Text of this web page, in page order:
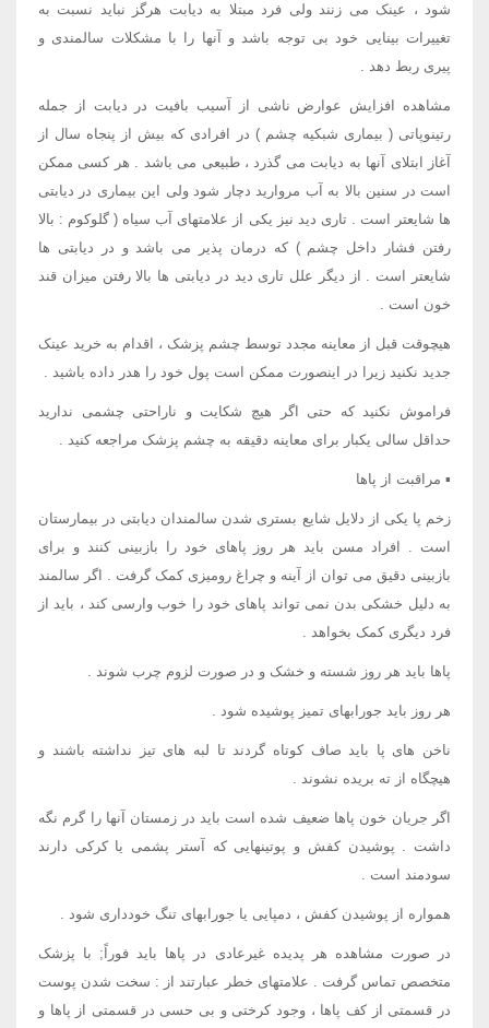
شود ، عینک می زنند ولی فرد مبتلا به دیابت هرگز نباید نسبت به
تغییرات بینایی خود بی توجه باشد و آنها را با مشکلات سالمندی و
پیری ربط دهد .
مشاهده افزایش عوارض ناشی از آسیب بافیت در دیابت از جمله
رتینوپاتی ( بیماری شبکیه چشم ) در افرادی که بیش از پنجاه سال از
آغاز ابتلای آنها به دیابت می گذرد ، طبیعی می باشد . هر کسی ممکن
است در سنین بالا به آب مروارید دچار شود ولی این بیماری در دیابتی
ها شایعتر است . تاری دید نیز یکی از علامتهای آب سیاه ( گلوکوم : بالا
رفتن فشار داخل چشم ) که درمان پذیر می باشد و در دیابتی ها
شایعتر است . از دیگر علل تاری دید در دیابتی ها بالا رفتن میزان قند
خون است .
هیچوقت قبل از معاینه مجدد توسط چشم پزشک ، اقدام به خرید عینک
جدید نکنید زیرا در اینصورت ممکن است پول خود را هدر داده باشید .
فراموش نکنید که حتی اگر هیچ شکایت و ناراحتی چشمی ندارید
حداقل سالی یکبار برای معاینه دقیقه به چشم پزشک مراجعه کنید .
▪ مراقبت از پاها
زخم پا یکی از دلایل شایع بستری شدن سالمندان دیابتی در بیمارستان
است . افراد مسن باید هر روز پاهای خود را بازبینی کنند و برای
بازبینی دقیق می توان از آینه و چراغ رومیزی کمک گرفت . اگر سالمند
به دلیل خشکی بدن نمی تواند پاهای خود را خوب وارسی کند ، باید از
فرد دیگری کمک بخواهد .
پاها باید هر روز شسته و خشک و در صورت لزوم چرب شوند .
هر روز باید جورابهای تمیز پوشیده شود .
ناخن های پا باید صاف کوتاه گردند تا لبه های تیز نداشته باشند و
هیچگاه از ته بریده نشوند .
اگر جریان خون پاها ضعیف شده است باید در زمستان آنها را گرم نگه
داشت . پوشیدن کفش و پوتینهایی که آستر پشمی یا کرکی دارند
سودمند است .
همواره از پوشیدن کفش ، دمپایی یا جورابهای تنگ خودداری شود .
در صورت مشاهده هر پدیده غیرعادی در پاها باید فوراً; با پزشک
متخصص تماس گرفت . علامتهای خطر عبارتند از : سخت شدن پوست
در قسمتی از کف پاها ، وجود کرختی و بی حسی در قسمتی از پاها و